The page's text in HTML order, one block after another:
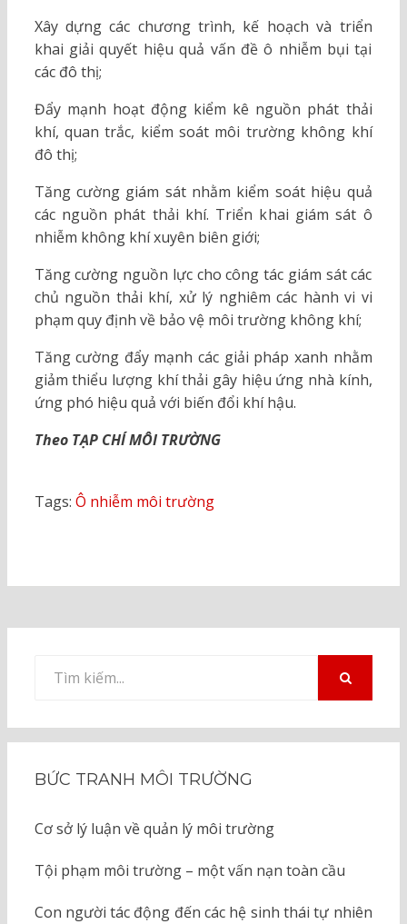
Xây dựng các chương trình, kế hoạch và triển
khai giải quyết hiệu quả vấn đề ô nhiễm bụi tại
các đô thị;
Đẩy mạnh hoạt động kiểm kê nguồn phát thải
khí, quan trắc, kiểm soát môi trường không khí
đô thị;
Tăng cường giám sát nhằm kiểm soát hiệu quả
các nguồn phát thải khí. Triển khai giám sát ô
nhiễm không khí xuyên biên giới;
Tăng cường nguồn lực cho công tác giám sát các
chủ nguồn thải khí, xử lý nghiêm các hành vi vi
phạm quy định về bảo vệ môi trường không khí;
Tăng cường đẩy mạnh các giải pháp xanh nhằm
giảm thiểu lượng khí thải gây hiệu ứng nhà kính,
ứng phó hiệu quả với biến đổi khí hậu.
Theo TẠP CHÍ MÔI TRƯỜNG
Tags: Ô nhiễm môi trường
kiếm
BỨC TRANH MÔI TRƯỜNG
Cơ sở lý luận về quản lý môi trường
Tội phạm môi trường – một vấn nạn toàn cầu
Con người tác động đến các hệ sinh thái tự nhiên